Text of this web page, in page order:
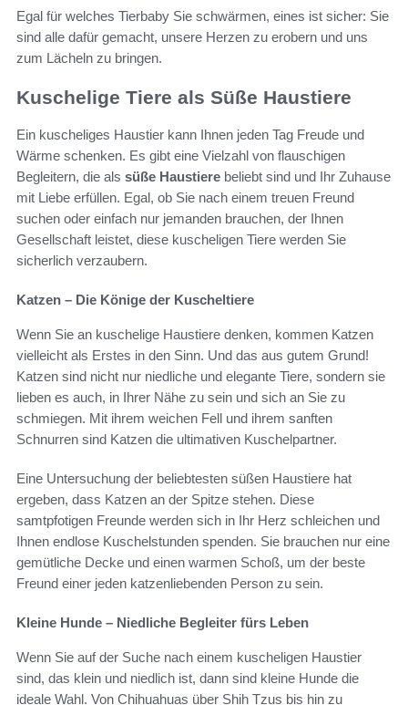
Egal für welches Tierbaby Sie schwärmen, eines ist sicher: Sie
sind alle dafür gemacht, unsere Herzen zu erobern und uns
zum Lächeln zu bringen.
Kuschelige Tiere als Süße Haustiere
Ein kuscheliges Haustier kann Ihnen jeden Tag Freude und
Wärme schenken. Es gibt eine Vielzahl von flauschigen
Begleitern, die als süße Haustiere beliebt sind und Ihr Zuhause
mit Liebe erfüllen. Egal, ob Sie nach einem treuen Freund
suchen oder einfach nur jemanden brauchen, der Ihnen
Gesellschaft leistet, diese kuscheligen Tiere werden Sie
sicherlich verzaubern.
Katzen – Die Könige der Kuscheltiere
Wenn Sie an kuschelige Haustiere denken, kommen Katzen
vielleicht als Erstes in den Sinn. Und das aus gutem Grund!
Katzen sind nicht nur niedliche und elegante Tiere, sondern sie
lieben es auch, in Ihrer Nähe zu sein und sich an Sie zu
schmiegen. Mit ihrem weichen Fell und ihrem sanften
Schnurren sind Katzen die ultimativen Kuschelpartner.
Eine Untersuchung der beliebtesten süßen Haustiere hat
ergeben, dass Katzen an der Spitze stehen. Diese
samtpfotigen Freunde werden sich in Ihr Herz schleichen und
Ihnen endlose Kuschelstunden spenden. Sie brauchen nur eine
gemütliche Decke und einen warmen Schoß, um der beste
Freund einer jeden katzenliebenden Person zu sein.
Kleine Hunde – Niedliche Begleiter fürs Leben
Wenn Sie auf der Suche nach einem kuscheligen Haustier
sind, das klein und niedlich ist, dann sind kleine Hunde die
ideale Wahl. Von Chihuahuas über Shih Tzus bis hin zu